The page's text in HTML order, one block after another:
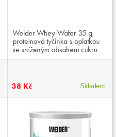
Weider Whey-Wafer 35 g,
proteinová tyčinka s oplatkou
se sníženým obsahem cukru
38 Kč Skladem